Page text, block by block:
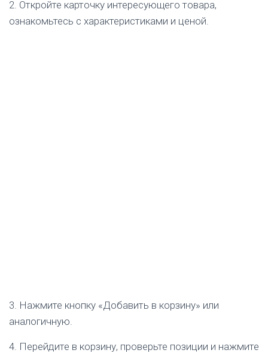
2. Откройте карточку интересующего товара,
ознакомьтесь с характеристиками и ценой.
3. Нажмите кнопку «Добавить в корзину» или
аналогичную.
4. Перейдите в корзину, проверьте позиции и нажмите